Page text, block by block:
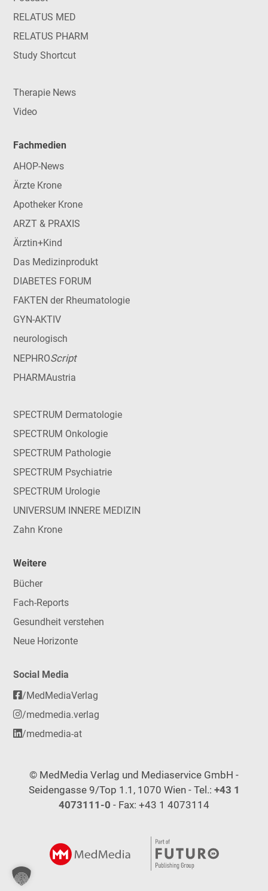
RELATUS MED
RELATUS PHARM
Study Shortcut
Therapie News
Video
Fachmedien
AHOP-News
Ärzte Krone
Apotheker Krone
ARZT & PRAXIS
Ärztin+Kind
Das Medizinprodukt
DIABETES FORUM
FAKTEN der Rheumatologie
GYN-AKTIV
neurologisch
NEPHROScript
PHARMAustria
SPECTRUM Dermatologie
SPECTRUM Onkologie
SPECTRUM Pathologie
SPECTRUM Psychiatrie
SPECTRUM Urologie
UNIVERSUM INNERE MEDIZIN
Zahn Krone
Weitere
Bücher
Fach-Reports
Gesundheit verstehen
Neue Horizonte
Social Media
/MedMediaVerlag
/medmedia.verlag
/medmedia-at
© MedMedia Verlag und Mediaservice GmbH -
Seidengasse 9/Top 1.1, 1070 Wien - Tel.: +43 1
4073111-0 - Fax: +43 1 4073114